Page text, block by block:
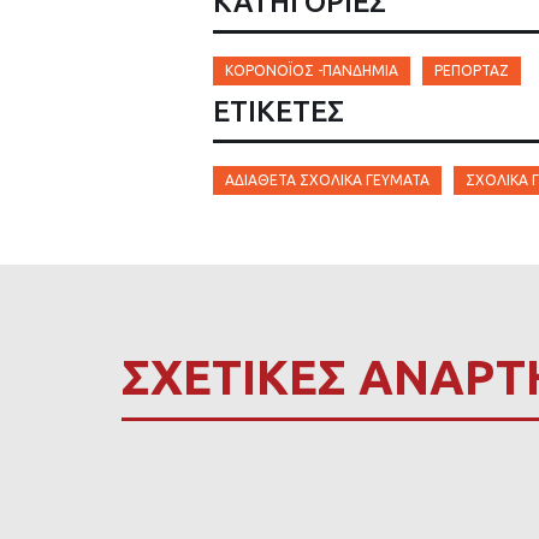
ΚΟΡΟΝΟΪΟΣ -ΠΑΝΔΗΜΙΑ ΡΕΠΟΡΤΆΖ
ΕΤΙΚΈΤΕΣ
ΑΔΙΆΘΕΤΑ ΣΧΟΛΙΚΆ ΓΕΎΜΑΤΑ ΣΧΟΛΙΚΆ
ΣΧΕΤΙΚΕΣ